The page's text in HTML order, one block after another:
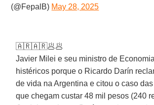
(@FepalB) May 28, 2025
🇦🇷🇦🇷🥟🥟
Javier Milei e seu ministro de
histéricos porque o Ricardo Darín
de vida na Argentina e citou o caso
que chegam custar 48 mil pesos (240